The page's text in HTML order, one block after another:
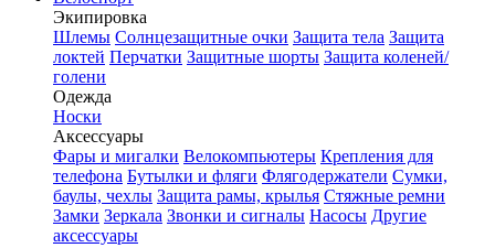
Экипировка
Шлемы Солнцезащитные очки Защита тела Защита
локтей Перчатки Защитные шорты Защита коленей/
голени
Одежда
Носки
Аксессуары
Фары и мигалки Велокомпьютеры Крепления для
телефона Бутылки и фляги Флягодержатели Сумки,
баулы, чехлы Защита рамы, крылья Стяжные ремни
Замки Зеркала Звонки и сигналы Насосы Другие
аксессуары